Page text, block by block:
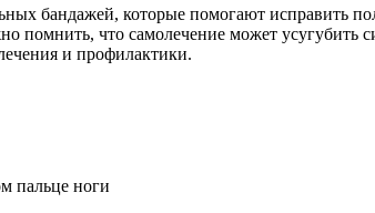
бандажей, которые помогают исправить
помнить, что самолечение может усугубить
и профилактики.